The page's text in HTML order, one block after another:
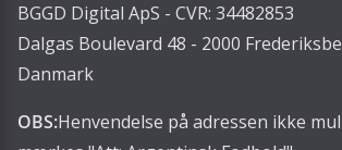
BGGD Digital ApS - CVR: 34482853
Dalgas Boulevard 48 - 2000
Danmark
OBS:Henvendelse på adressen ikke